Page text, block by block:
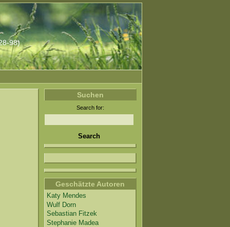
98)
Suchen
Search for:
Geschätzte Autoren
Katy Mendes
Wulf Dorn
Sebastian Fitzek
Stephanie Madea